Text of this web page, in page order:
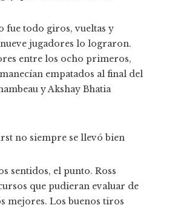
fue todo giros, vueltas y
jugadores lo lograron.
entre los ocho primeros,
empatados al final del
y Akshay Bhatia
no siempre se llevó bien
sentidos, el punto. Ross
que pudieran evaluar de
mejores. Los buenos tiros